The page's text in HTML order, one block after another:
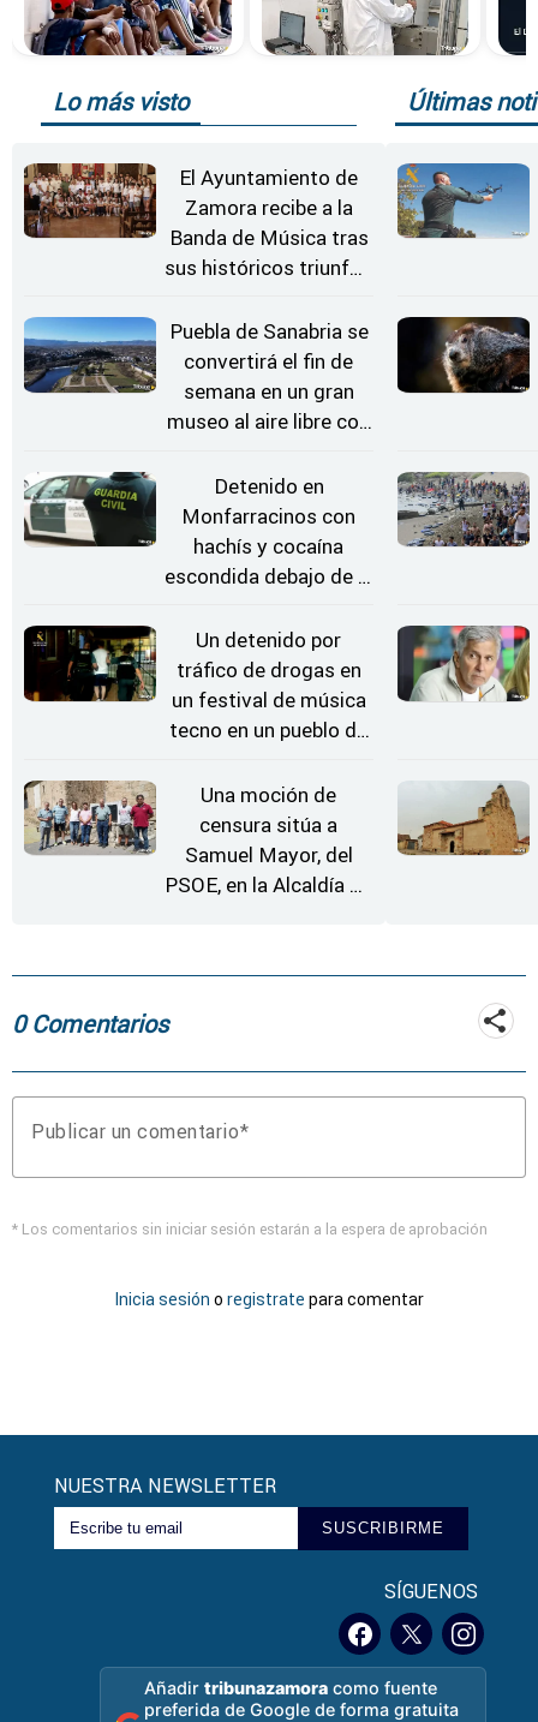
Lo más visto
El Ayuntamiento de
Zamora recibe a la
Banda de Música tras
sus históricos triunfos
Puebla de Sanabria se
convertirá el fin de
semana en un gran
museo al aire libre con
Detenido en
Monfarracinos con
hachís y cocaína
escondida debajo de la
coche
Un detenido por
tráfico de drogas en
un festival de música
tecno en un pueblo de
Una moción de
censura sitúa a
Samuel Mayor, del
PSOE, en la Alcaldía de
Últimas
0 Comentarios
Publicar un comentario
* Los comentarios sin iniciar sesión estarán a la espera de aprobación
Inicia sesión o registrate para comentar
NUESTRA NEWSLETTER
SUSCRIBIRME
SÍGUENOS
Añadirtribunazamora como fuente
preferida de Google de forma gratuita